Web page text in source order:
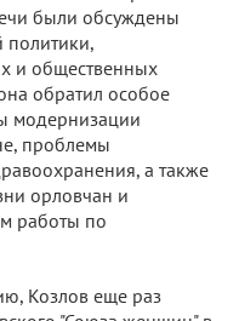
были обсуждены
политики,
и общественных
обратил особое
модернизации
проблемы
а также
орловчан и
работы по
Козлов еще раз